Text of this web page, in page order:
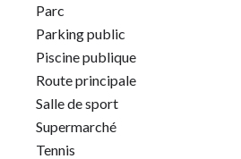
Parc
Parking public
Piscine publique
Route principale
Salle de sport
Supermarché
Tennis